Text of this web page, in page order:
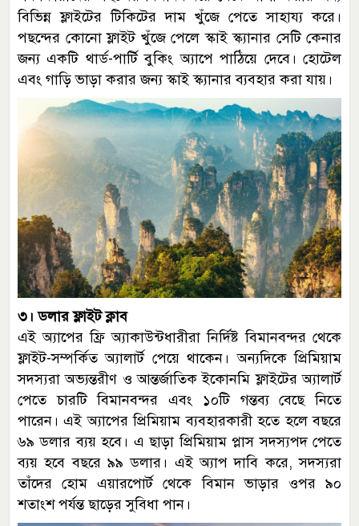
বিভিন্ন ফ্লাইটের টিকিটের দাম খুঁজে পেতে সাহায্য করে।
পছন্দের কোনো ফ্লাইট খুঁজে পেলে স্কাই স্ক্যানার সেটি কেনার
জন্য একটি থার্ড-পার্টি বুকিং অ্যাপে পাঠিয়ে দেবে। হোটেল
এবং গাড়ি ভাড়া করার জন্য স্কাই স্ক্যানার ব্যবহার করা যায়।
৩। ডলার ফ্লাইট ক্লাব
এই অ্যাপের ফ্রি অ্যাকাউন্টধারীরা নির্দিষ্ট বিমানবন্দর থেকে
ফ্লাইট-সম্পর্কিত অ্যালার্ট পেয়ে থাকেন। অন্যদিকে প্রিমিয়াম
সদস্যরা অভ্যন্তরীণ ও আন্তর্জাতিক ইকোনমি ফ্লাইটের অ্যালার্ট
পেতে চারটি বিমানবন্দর এবং ১০টি গন্তব্য বেছে নিতে
পারেন। এই অ্যাপের প্রিমিয়াম ব্যবহারকারী হতে হলে বছরে
৬৯ ডলার ব্যয় হবে। এ ছাড়া প্রিমিয়াম প্লাস সদস্যপদ পেতে
ব্যয় হবে বছরে ৯৯ ডলার। এই অ্যাপ দাবি করে, সদস্যরা
তাঁদের হোম এয়ারপোর্ট থেকে বিমান ভাড়ার ওপর ৯০
শতাংশ পর্যন্ত ছাড়ের সুবিধা পান।